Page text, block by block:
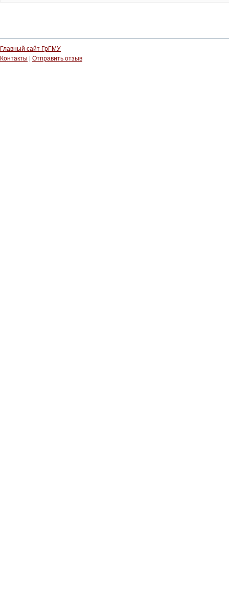
Главный сайт ГрГМУ
Контакты
Отправить отзыв